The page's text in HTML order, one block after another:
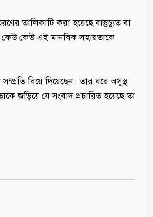
তালিকাটি করা হয়েছে বাস্তুচ্যুত বা
কেউ কেউ এই মানবিক সহায়তাকে
বিয়ে দিয়েছেন। তার ঘরে অসুস্থ
জড়িয়ে যে সংবাদ প্রচারিত হয়েছে তা